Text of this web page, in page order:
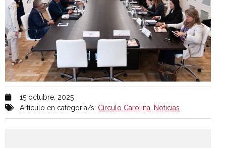
15 octubre, 2025
Artículo en categoría/s: Círculo Carolina Noticias